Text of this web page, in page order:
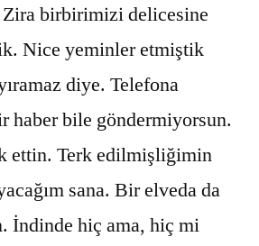
birbirimizi delicesine
Nice yeminler etmiştik
diye. Telefona
haber bile göndermiyorsun.
ettin. Terk edilmişliğimin
sana. Bir elveda da
İndinde hiç ama, hiç mi